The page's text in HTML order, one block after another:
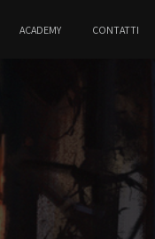
ACADEMY CONTATTI